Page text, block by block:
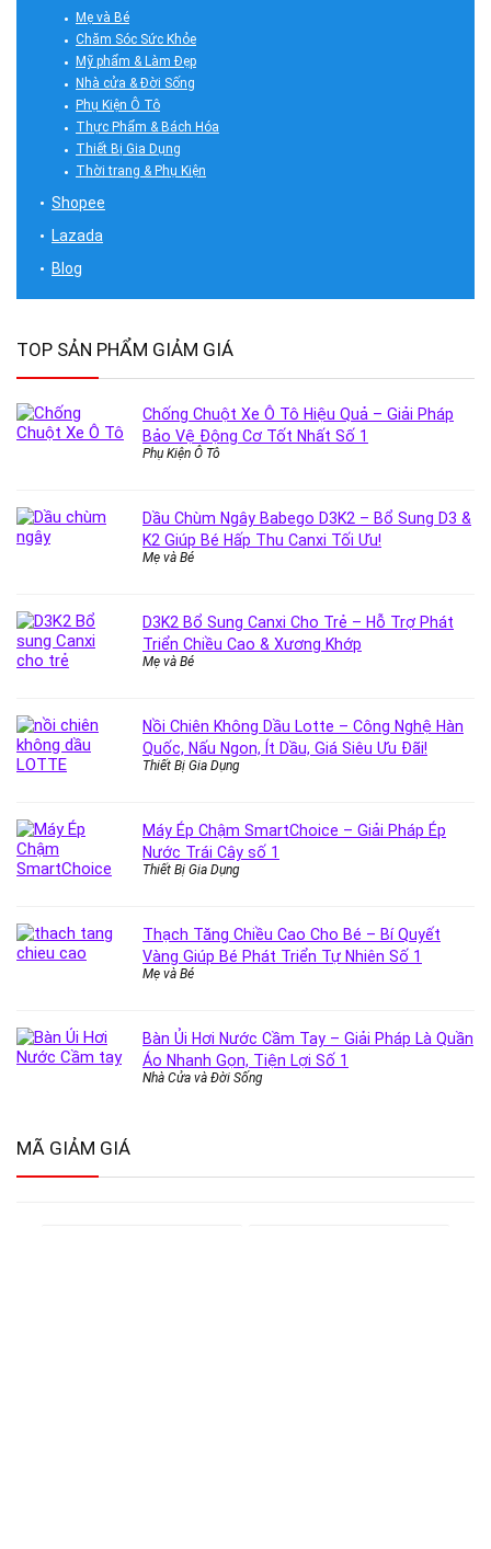
Mẹ và Bé
Chăm Sóc Sức Khỏe
Mỹ phẩm & Làm Đẹp
Nhà cửa & Đời Sống
Phụ Kiện Ô Tô
Thực Phẩm & Bách Hóa
Thiết Bị Gia Dụng
Thời trang & Phụ Kiện
Shopee
Lazada
Blog
TOP SẢN PHẨM GIẢM GIÁ
Chống Chuột Xe Ô Tô Hiệu Quả – Giải Pháp
Bảo Vệ Động Cơ Tốt Nhất Số 1
Phụ Kiện Ô Tô
Dầu Chùm Ngây Babego D3K2 – Bổ Sung D3 &
K2 Giúp Bé Hấp Thu Canxi Tối Ưu!
Mẹ và Bé
D3K2 Bổ Sung Canxi Cho Trẻ – Hỗ Trợ Phát
Triển Chiều Cao & Xương Khớp
Mẹ và Bé
Nồi Chiên Không Dầu Lotte – Công Nghệ Hàn
Quốc, Nấu Ngon, Ít Dầu, Giá Siêu Ưu Đãi!
Thiết Bị Gia Dụng
Máy Ép Chậm SmartChoice – Giải Pháp Ép
Nước Trái Cây số 1
Thiết Bị Gia Dụng
Thạch Tăng Chiều Cao Cho Bé – Bí Quyết
Vàng Giúp Bé Phát Triển Tự Nhiên Số 1
Mẹ và Bé
Bàn Ủi Hơi Nước Cầm Tay – Giải Pháp Là Quần
Áo Nhanh Gọn, Tiện Lợi Số 1
Nhà Cửa và Đời Sống
MÃ GIẢM GIÁ